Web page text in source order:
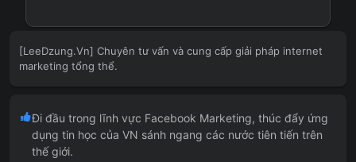
[LeeDzung.Vn] Chuyên tư vấn và cung cấp giải pháp internet
marketing tổng thể.
Đi đầu trong lĩnh vực Facebook Marketing, thúc đẩy ứng
dụng tin học của VN sánh ngang các nước tiên tiến trên
thế giới.